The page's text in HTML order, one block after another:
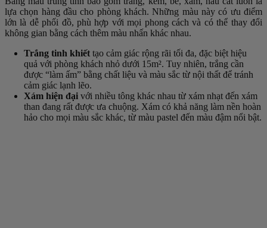
lựa chọn hàng đầu cho phòng khách. Những màu này có ưu điểm
lớn là dễ phối đồ, phù hợp với mọi phong cách và có thể thay đổi
không gian bằng cách thêm màu nhấn khác nhau.
Trắng tinh khiết tạo cảm giác rộng rãi tối đa, đặc biệt hiệu
quả với phòng khách nhỏ dưới 15m². Tuy nhiên, trắng cần
được “làm ấm” bằng chất liệu và màu sắc từ nội thất để tránh
cảm giác lạnh lẽo.
Xám hiện đại với nhiều tông khác nhau từ xám nhạt đến xám
than đang rất được ưa chuộng. Xám có khả năng làm nền hoàn
hảo cho mọi màu sắc khác, từ màu pastel đến màu đậm nổi bật.